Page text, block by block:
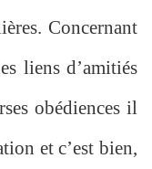
Concernant
liens d’amitiés
obédiences il
et c’est bien,